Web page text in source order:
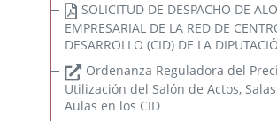
SOLICITUD DE DESPACHO DE
EMPRESARIAL DE LA RED DE
DESARROLLO (CID) DE LA
Ordenanza Reguladora del
Utilización del Salón de Actos,
Aulas en los CID